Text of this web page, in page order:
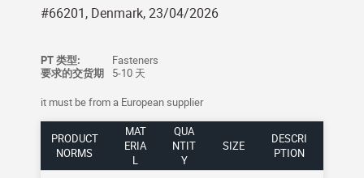
#66201, Denmark, 23/04/2026
PT 类型:
Fasteners
要求的交货期
5-10 天
it must be from a European supplier
PRODUCT
NORMS
MAT
ERIA
L
QUA
NTIT
Y
SIZE
DESCRI
PTION